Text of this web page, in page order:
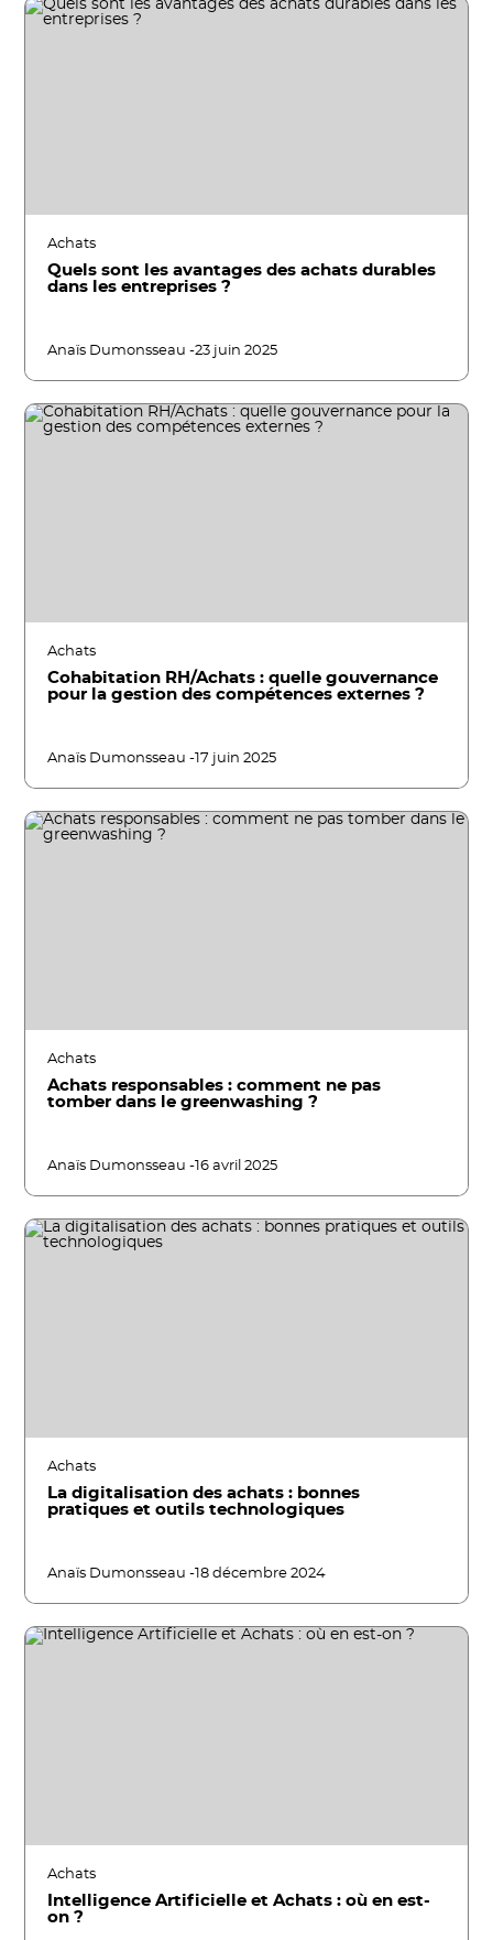
Achats
Quels sont les avantages des achats durables
dans les entreprises ?
Anaïs Dumonsseau -23 juin 2025
Achats
Cohabitation RH/Achats : quelle gouvernance
pour la gestion des compétences externes ?
Anaïs Dumonsseau -17 juin 2025
Achats
Achats responsables : comment ne pas
tomber dans le greenwashing ?
Anaïs Dumonsseau -16 avril 2025
Achats
La digitalisation des achats : bonnes
pratiques et outils technologiques
Anaïs Dumonsseau -18 décembre 2024
Achats
Intelligence Artificielle et Achats : où en est-
on ?